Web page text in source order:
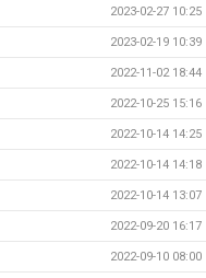
2023-02-27 10:25
2023-02-19 10:39
2022-11-02 18:44
2022-10-25 15:16
2022-10-14 14:25
2022-10-14 14:18
2022-10-14 13:07
2022-09-20 16:17
2022-09-10 08:00